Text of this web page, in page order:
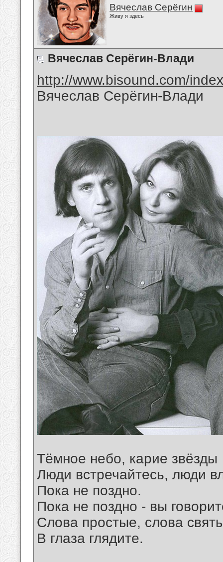
Вячеслав Серёгин
Живу я здесь
Вячеслав Серёгин-Влади
http://www.bisound.com/
Вячеслав Серёгин-Влади
Тёмное небо, карие звёзды
Люди встречайтесь, люди
Пока не поздно.
Пока не поздно - вы
Слова простые, слова
В глаза глядите.